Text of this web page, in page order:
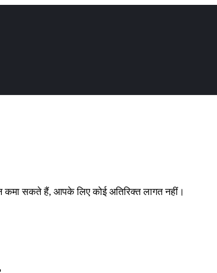
सकते हैं, आपके लिए कोई अतिरिक्त लागत नहीं।